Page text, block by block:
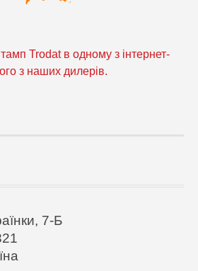
Trodat в одному з інтернет-
з наших дилерів.
7-Б